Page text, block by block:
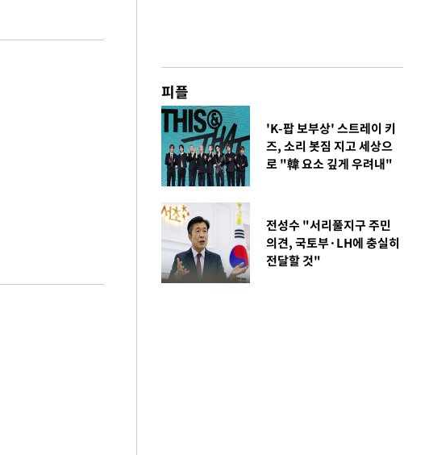
피플
'K-팝 보부상' 스트레이 키
즈, 소리 봇짐 지고 세상으
로 "韓 요소 깊게 우려내"
전성수 "서리풀지구 주민
의견, 국토부·LH에 충실히
전달할 것"